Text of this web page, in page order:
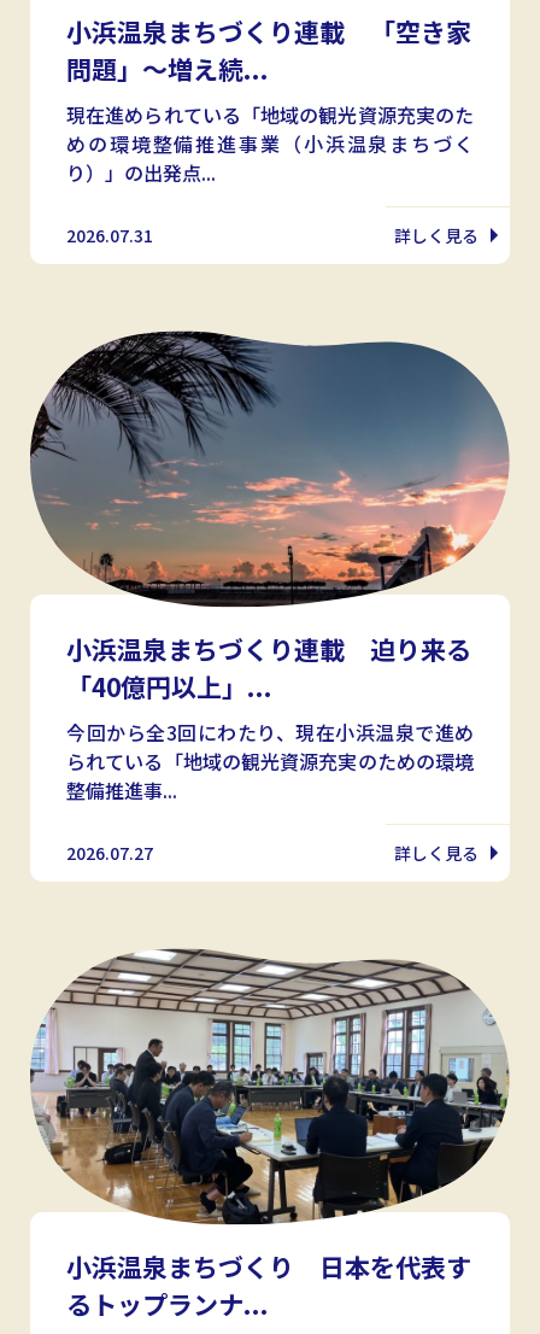
小浜温泉まちづくり連載 「空き家
問題」〜増え続...
現在進められている「地域の観光資源充実のた
めの環境整備推進事業（小浜温泉まちづく
り）」の出発点...
2026.07.31 詳しく見る
小浜温泉まちづくり連載 迫り来る
「40億円以上」...
今回から全3回にわたり、現在小浜温泉で進め
られている「地域の観光資源充実のための環境
整備推進事...
2026.07.27 詳しく見る
小浜温泉まちづくり 日本を代表す
るトップランナ...